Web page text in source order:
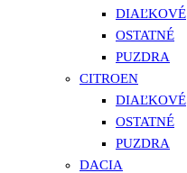
DIAĽKOVÉ
OSTATNÉ
PUZDRA
CITROEN
DIAĽKOVÉ
OSTATNÉ
PUZDRA
DACIA